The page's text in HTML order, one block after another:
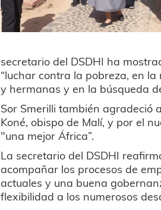
secretario del DSDHI ha
“luchar contra la pobreza, en
y hermanas y en la búsqueda
Sor Smerilli también agradeció
Koné, obispo de Malí, y por el
"una mejor África”.
La secretario del DSDHI
acompañar los procesos de
actuales y una buena
flexibilidad a los numerosos